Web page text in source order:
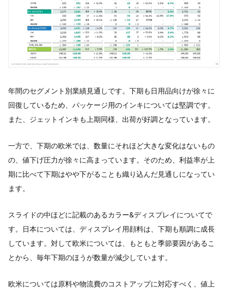
年間のセグメント別業績見通しです。下期も日用品向けが徐々に
回復しているため、パッケージ用のインキについては堅調です。
また、ジェットインキも上期同様、出荷が好調となっています。
一方で、下期の欧米では、数量にそれほど大きな変化はないもの
の、値下げ圧力が徐々に高まっています。そのため、利益率が上
期に比べて下期はやや下がることも織り込んだ見通しになってい
ます。
スライドの中ほどに記載のあるカラー&ディスプレイについてで
す。日本については、ディスプレイ用顔料は、下期も順調に成長
しています。対して欧米については、もともと季節要因があるこ
とから、毎年下期のほうが数量が減少しています。
欧米については原料や物流費のコストアップに対応すべく、値上